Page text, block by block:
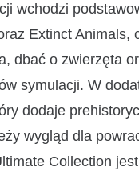
wchodzi
Extinct
dbać o zwierzęta
symulacji. W
dodaje
wygląd dla
Collection